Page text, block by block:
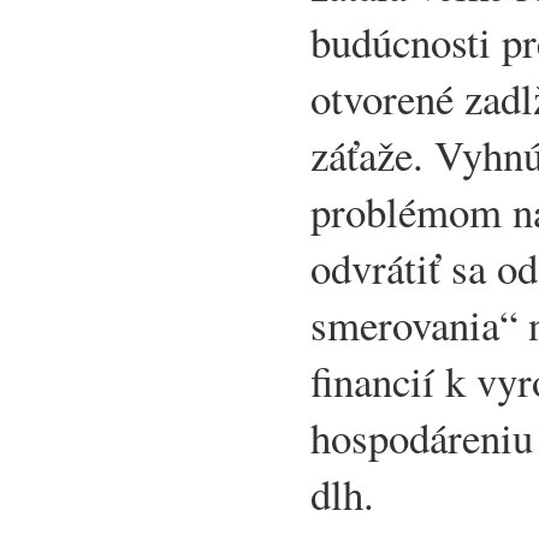
budúcnosti
otvorené
záťaže.
problémom
odvrátiť sa
smerovania“
financií k
dlh.